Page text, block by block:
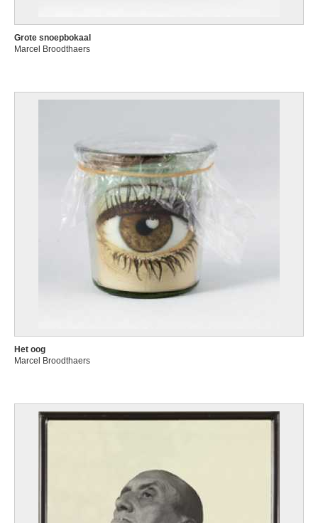
Grote snoepbokaal
Marcel Broodthaers
Het oog
Marcel Broodthaers